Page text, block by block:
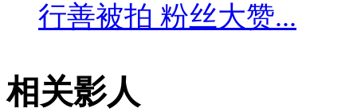
行善被拍 粉丝大赞...
相关影人